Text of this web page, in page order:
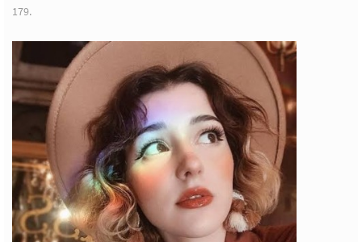
179.